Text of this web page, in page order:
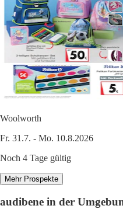
Woolworth
Fr. 31.7. - Mo. 10.8.2026
Noch 4 Tage gültig
Mehr Prospekte
audibene in der